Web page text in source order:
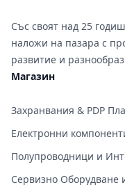
Със своят над 25
наложи на пазара с
развитие и
Магазин
Захранвания & PDP
Електронни
Полупроводници и
Сервизно Оборудване